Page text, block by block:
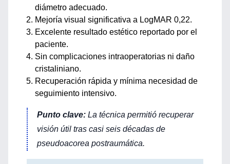
diámetro adecuado.
Mejoría visual significativa a LogMAR 0,22.
Excelente resultado estético reportado por el
paciente.
Sin complicaciones intraoperatorias ni daño
cristaliniano.
Recuperación rápida y mínima necesidad de
seguimiento intensivo.
Punto clave: La técnica permitió recuperar
visión útil tras casi seis décadas de
pseudoacorea postraumática.